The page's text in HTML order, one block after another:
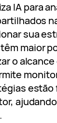
IA para
sua
maior
o